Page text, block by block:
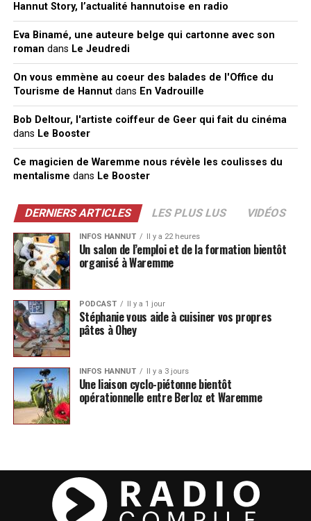
Hannut Story, l’actualité hannutoise en radio
Eva Binamé, une auteure belge qui cartonne avec son
roman dans Le Jeudredi
On vous emmène au coeur des balades de l'Office du
Tourisme de Hannutdans En Vadrouille
Bob Deltour, l'artiste coiffeur de Geer qui fait du cinéma
dans Le Booster
Ce magicien de Waremme nous révèle les coulisses du
mentalisme dans Le Booster
DERNIERS ARTICLES LES PLUS LUS VIDÉOS
INFOS HANNUT Il y a 22 heures
Un salon de l’emploi et de la formation bientôt
organisé à Waremme
PODCAST Il y a 1 jour
Stéphanie vous aide à cuisiner vos propres
pâtes à Ohey
INFOS HANNUT Il y a 3 jours
Une liaison cyclo-piétonne bientôt
opérationnelle entre Berloz et Waremme